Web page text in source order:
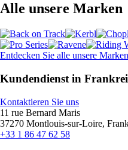
Alle unsere Marken
Entdecken Sie alle unsere Marken
Kundendienst in
Kontaktieren Sie uns
11 rue Bernard Maris
37270 Montlouis-sur-Loire,
+33 1 86 47 62 58